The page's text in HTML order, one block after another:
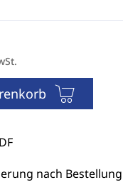
nach Bestellung